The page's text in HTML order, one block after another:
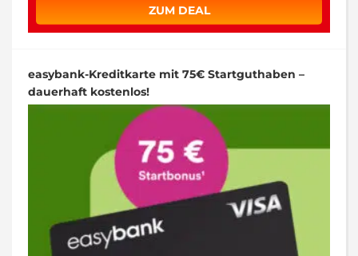
ZUM DEAL
easybank-Kreditkarte mit 75€ Startguthaben –
dauerhaft kostenlos!